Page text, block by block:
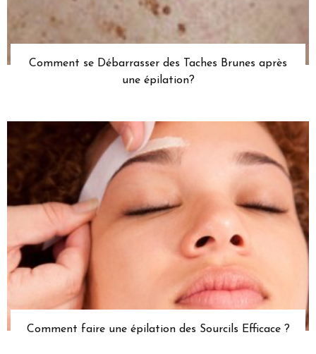
Comment se Débarrasser des Taches Brunes après
une épilation?
Comment faire une épilation des Sourcils Efficace ?